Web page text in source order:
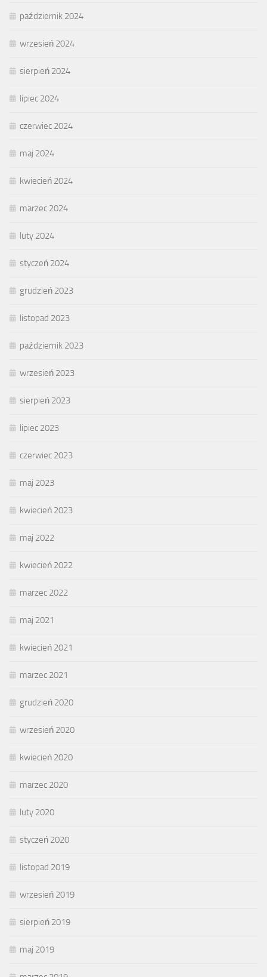
październik 2024
wrzesień 2024
sierpień 2024
lipiec 2024
czerwiec 2024
maj 2024
kwiecień 2024
marzec 2024
luty 2024
styczeń 2024
grudzień 2023
listopad 2023
październik 2023
wrzesień 2023
sierpień 2023
lipiec 2023
czerwiec 2023
maj 2023
kwiecień 2023
maj 2022
kwiecień 2022
marzec 2022
maj 2021
kwiecień 2021
marzec 2021
grudzień 2020
wrzesień 2020
kwiecień 2020
marzec 2020
luty 2020
styczeń 2020
listopad 2019
wrzesień 2019
sierpień 2019
maj 2019